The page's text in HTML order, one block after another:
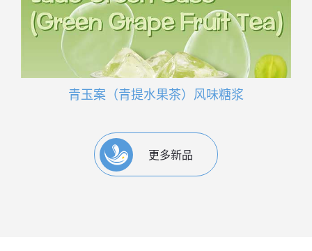
青玉案（青提水果茶）风味糖浆
更多新品